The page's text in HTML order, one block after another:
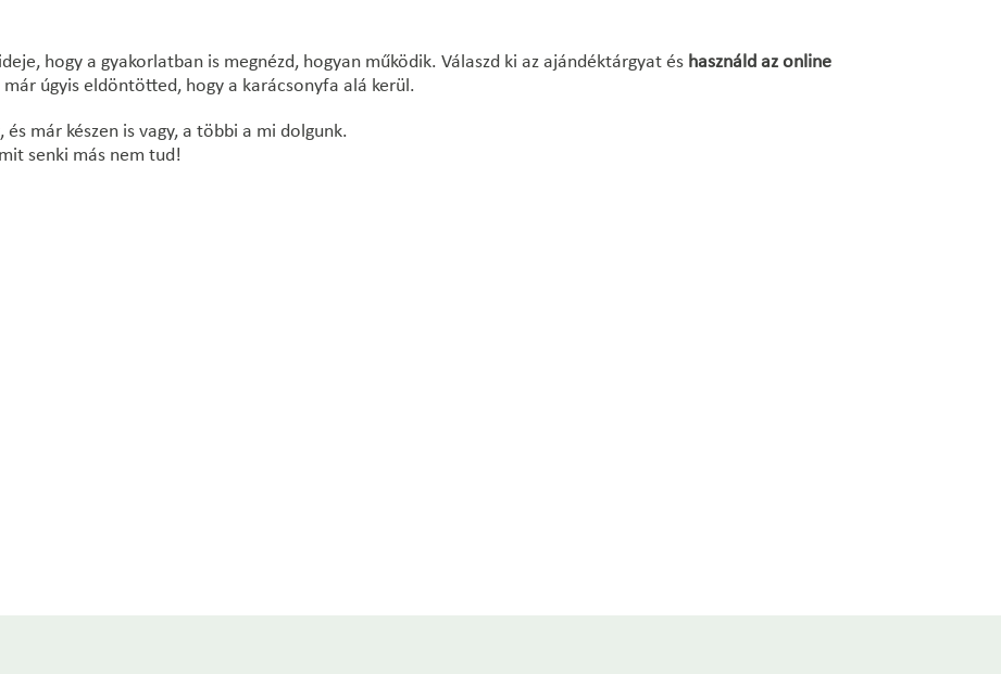
hogy a gyakorlatban is megnézd, hogyan működik. Válaszd ki az ajándéktárgyat és használd az online
úgyis eldöntötted, hogy a karácsonyfa alá kerül.
már készen is vagy, a többi a mi dolgunk.
senki más nem tud!